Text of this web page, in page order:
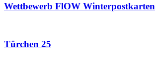
Wettbewerb FlOW Winterpostkarten
Türchen 25